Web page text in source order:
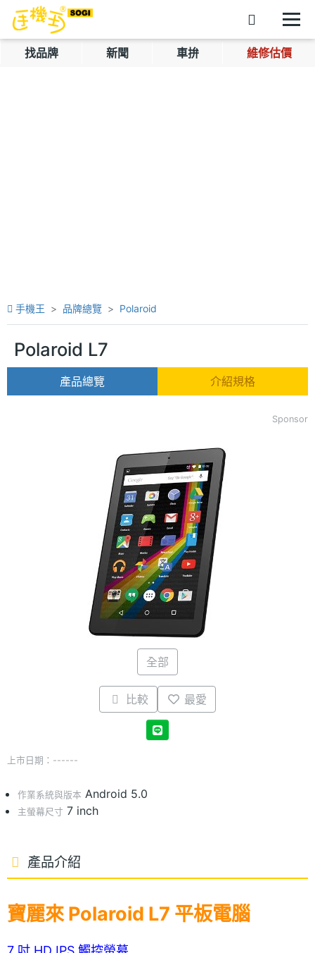
找品牌 新聞 車拚 維修估價
手機王 品牌總覽 Polaroid
Polaroid L7
產品總覽 介紹規格
Sponsor
全部
比較 最愛
上市日期：------
作業系統與版本 Android 5.0
主螢幕尺寸 7 inch
產品介紹
寶麗來 Polaroid L7 平板電腦